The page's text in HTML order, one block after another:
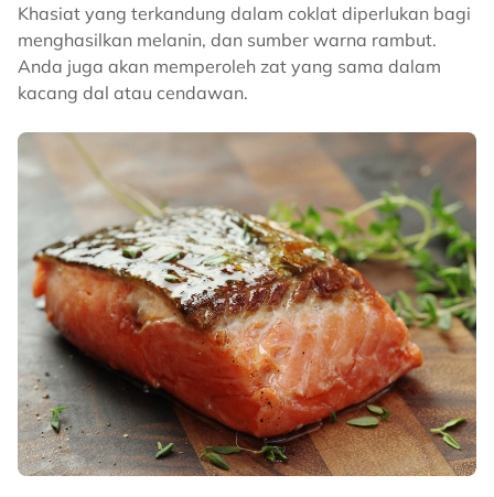
Khasiat yang terkandung dalam coklat diperlukan bagi
menghasilkan melanin, dan sumber warna rambut.
Anda juga akan memperoleh zat yang sama dalam
kacang dal atau cendawan.